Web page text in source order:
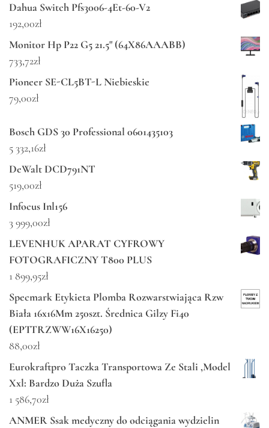
Dahua Switch Pfs3006-4Et-60-V2
192,00zł
Monitor Hp P22 G5 21.5" (64X86AAABB)
733,72zł
Pioneer SE-CL5BT-L Niebieskie
79,00zł
Bosch GDS 30 Professional 0601435103
5 332,16zł
DeWalt DCD791NT
519,00zł
Infocus Inl156
3 999,00zł
LEVENHUK APARAT CYFROWY
FOTOGRAFICZNY T800 PLUS
1 899,95zł
Specmark Etykieta Plomba Rozwarstwiająca Rzw
Biała 16x16Mm 250szt. Średnica Gilzy Fi40
(EPTTRZWW16X16250)
88,00zł
Eurokraftpro Taczka Transportowa Ze Stali ,Model
Xxl: Bardzo Duża Szufla
1 586,70zł
ANMER Ssak medyczny do odciągania wydzielin